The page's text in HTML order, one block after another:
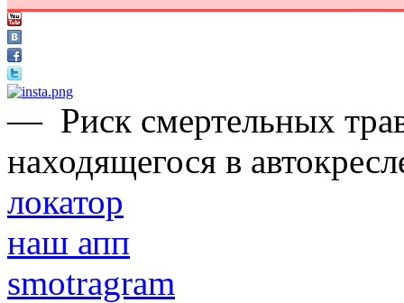
— Риск смертельных
находящегося в
локатор
наш апп
smotragram